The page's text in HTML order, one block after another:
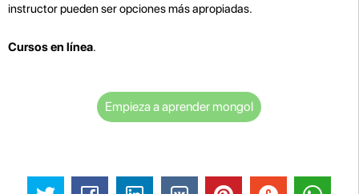
instructor pueden ser opciones más apropiadas.
Cursos en línea.
Empieza a aprender mongol